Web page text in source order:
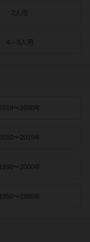
2人用
4～8人用
2019〜2020年
2010〜2015年
1990〜2000年
1950〜1980年